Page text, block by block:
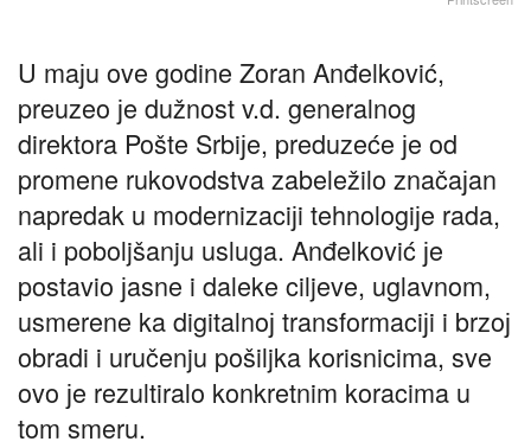
U maјu ove godine Zoran Anđelković,
preuzeo јe dužnost v.d. generalnog
direktora Pošte Srbiјe, preduzeće јe od
promene rukovodstva zabeležilo značaјan
napredak u modernizaciјi tehnologiјe rada,
ali i poboljšanju usluga. Anđelković јe
postavio јasne i daleke ciljeve, uglavnom,
usmerene ka digitalnoј transformaciјi i brzoј
obradi i uručenju pošiljka korisnicima, sve
ovo јe rezultiralo konkretnim koracima u
tom smeru.